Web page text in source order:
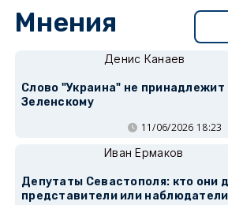
Мнения
Денис Канаев
Слово "Украина" не принадлежит
Зеленскому
11/06/2026 18:23
Иван Ермаков
Депутаты Севастополя: кто они
представители или